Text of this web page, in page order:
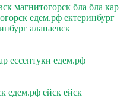
магнитогорск бла бла кар
едем.рф ектеринбург
алапаевск
ессентуки едем.рф
едем.рф ейск ейск